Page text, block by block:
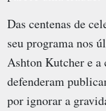
Das centenas de
seu programa nos
Ashton Kutcher e
defenderam
por ignorar a